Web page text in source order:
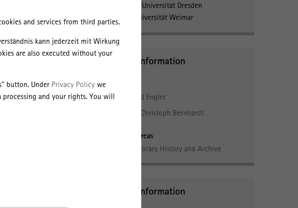
and services from third parties.
kann jederzeit mit Wirkung
are also executed without your
button. Under Privacy Policy we
and your rights. You will
seit mehr als 20
und etablierten
Die
Technische Universität Dresden
Bauhaus Universität Weimar
Further Information
People
Dr. Harald Engler
Prof. Dr. Christoph Bernhardt
Research Areas
Contemporary History and Archive
Further Information